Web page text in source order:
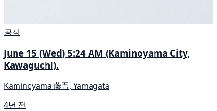
공식
June 15 (Wed) 5:24 AM (Kaminoyama City,
Kawaguchi).
Kaminoyama 藤吾, Yamagata
4년 전